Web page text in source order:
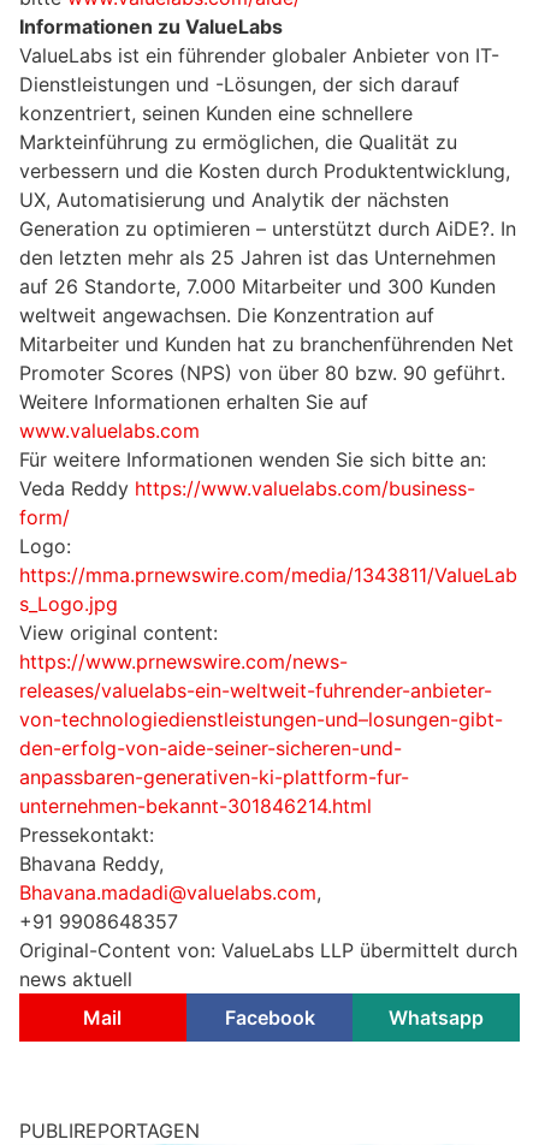
Informationen zu ValueLabs
ValueLabs ist ein führender globaler Anbieter von IT-
Dienstleistungen und -Lösungen, der sich darauf
konzentriert, seinen Kunden eine schnellere
Markteinführung zu ermöglichen, die Qualität zu
verbessern und die Kosten durch Produktentwicklung,
UX, Automatisierung und Analytik der nächsten
Generation zu optimieren – unterstützt durch AiDE?. In
den letzten mehr als 25 Jahren ist das Unternehmen
auf 26 Standorte, 7.000 Mitarbeiter und 300 Kunden
weltweit angewachsen. Die Konzentration auf
Mitarbeiter und Kunden hat zu branchenführenden Net
Promoter Scores (NPS) von über 80 bzw. 90 geführt.
Weitere Informationen erhalten Sie auf
www.valuelabs.com
Für weitere Informationen wenden Sie sich bitte an:
Veda Reddy https://www.valuelabs.com/business-
form/
Logo:
https://mma.prnewswire.com/media/1343811/ValueLab
s_Logo.jpg
View original content:
https://www.prnewswire.com/news-
releases/valuelabs-ein-weltweit-fuhrender-anbieter-
von-technologiedienstleistungen-und–losungen-gibt-
den-erfolg-von-aide-seiner-sicheren-und-
anpassbaren-generativen-ki-plattform-fur-
unternehmen-bekannt-301846214.html
Pressekontakt:
Bhavana Reddy,
Bhavana.madadi@valuelabs.com,
+91 9908648357
Original-Content von: ValueLabs LLP übermittelt durch
news aktuell
Mail
Facebook Whatsapp
PUBLIREPORTAGEN